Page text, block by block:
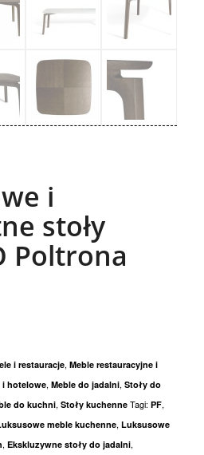
i
stoły
Poltrona
i restauracje, Meble restauracyjne i
i hotelowe, Meble do jadalni, Stoły do
do kuchni, Stoły kuchenne Tagi: PF,
meble kuchenne, Luksusowe
, Ekskluzywne stoły do jadalni,